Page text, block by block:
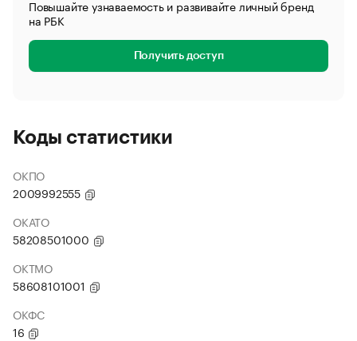
Повышайте узнаваемость и развивайте личный бренд
на РБК
Получить доступ
Коды статистики
ОКПО
2009992555
ОКАТО
58208501000
ОКТМО
58608101001
ОКФС
16